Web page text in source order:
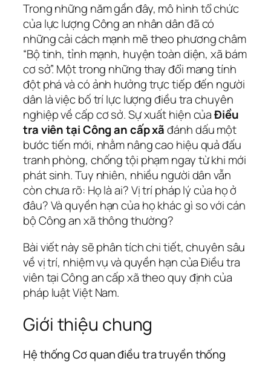
Trong những năm gần đây, mô hình tổ chức
của lực lượng Công an nhân dân đã có
những cải cách mạnh mẽ theo phương châm
“Bộ tinh, tỉnh mạnh, huyện toàn diện, xã bám
cơ sở”. Một trong những thay đổi mang tính
đột phá và có ảnh hưởng trực tiếp đến người
dân là việc bố trí lực lượng điều tra chuyên
nghiệp về cấp cơ sở. Sự xuất hiện củaĐiều
tra viên tại Công an cấp xãđánh dấu một
bước tiến mới, nhằm nâng cao hiệu quả đấu
tranh phòng, chống tội phạm ngay từ khi mới
phát sinh. Tuy nhiên, nhiều người dân vẫn
còn chưa rõ: Họ là ai? Vị trí pháp lý của họ ở
đâu? Và quyền hạn của họ khác gì so với cán
bộ Công an xã thông thường?
Bài viết này sẽ phân tích chi tiết, chuyên sâu
về vị trí, nhiệm vụ và quyền hạn của Điều tra
viên tại Công an cấp xã theo quy định của
pháp luật Việt Nam.
Giới thiệu chung
Hệ thống Cơ quan điều tra truyền thống